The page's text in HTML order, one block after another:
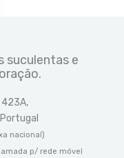
suculentas e
423A,
nacional)
p/ rede móvel